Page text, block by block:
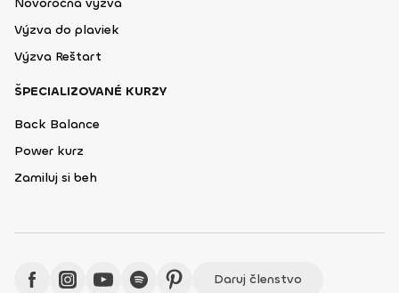
Výzva do plaviek
Výzva Reštart
ŠPECIALIZOVANÉ KURZY
Back Balance
Power kurz
Zamiluj si beh
Daruj členstvo